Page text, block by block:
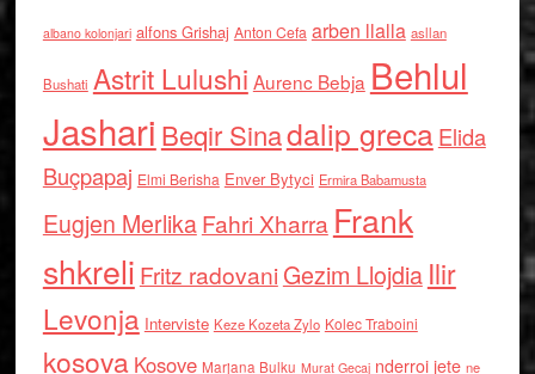
albano kolonjari alfons Grishaj Anton Cefa arben llalla asllan
Bushati Astrit Lulushi Aurenc Bebja Behlul
Jashari Beqir Sinadalip grecaElida
Buçpapaj Elmi Berisha Enver Bytyci Ermira Babamusta
Eugjen MerlikaFahri Xharra Frank
shkreli Fritz radovaniGezim Llojdia Ilir
Levonja Interviste Keze Kozeta Zylo Kolec Traboini
kosova Kosove Marjana Bulku Murat Gecaj nderroi jete ne